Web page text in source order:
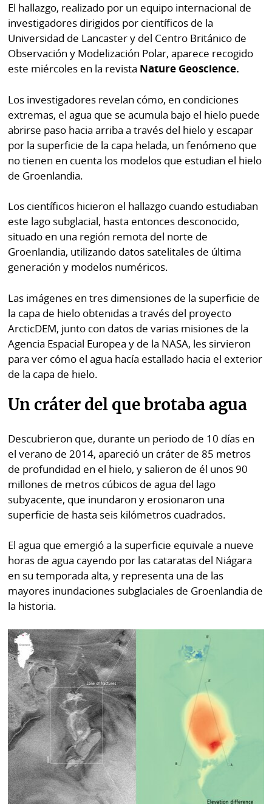
Metro
Tienda
Panamá
Tus
Cero
KM
Corprensa
Ellas
Club
La
Prensa
Busca
Fácil
⌾
Hoy
por
Hoy
Sábado
Picante
⌾
⌾
Tal
Cual
Sabrina
Sin
Censura
El hallazgo, realizado por un equipo internacional de
investigadores dirigidos por científicos de la
Universidad de Lancaster y del Centro Británico de
Observación y Modelización Polar, aparece recogido
este miércoles en la revista Nature Geoscience.
Los investigadores revelan cómo, en condiciones
extremas, el agua que se acumula bajo el hielo puede
abrirse paso hacia arriba a través del hielo y escapar
por la superficie de la capa helada, un fenómeno que
no tienen en cuenta los modelos que estudian el hielo
de Groenlandia.
Los científicos hicieron el hallazgo cuando estudiaban
este lago subglacial, hasta entonces desconocido,
situado en una región remota del norte de
Groenlandia, utilizando datos satelitales de última
generación y modelos numéricos.
Las imágenes en tres dimensiones de la superficie de
la capa de hielo obtenidas a través del proyecto
ArcticDEM, junto con datos de varias misiones de la
Agencia Espacial Europea y de la NASA, les sirvieron
para ver cómo el agua hacía estallado hacia el exterior
de la capa de hielo.
Un cráter del que brotaba agua
Descubrieron que, durante un periodo de 10 días en
el verano de 2014, apareció un cráter de 85 metros
de profundidad en el hielo, y salieron de él unos 90
millones de metros cúbicos de agua del lago
subyacente, que inundaron y erosionaron una
superficie de hasta seis kilómetros cuadrados.
El agua que emergió a la superficie equivale a nueve
horas de agua cayendo por las cataratas del Niágara
en su temporada alta, y representa una de las
mayores inundaciones subglaciales de Groenlandia de
la historia.